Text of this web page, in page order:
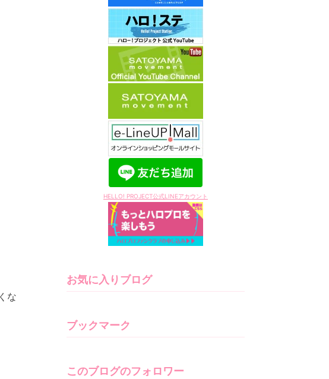
な
HELLO! PROJECT公式LINEアカウント
お気に入りブログ
ブックマーク
このブログのフォロワー